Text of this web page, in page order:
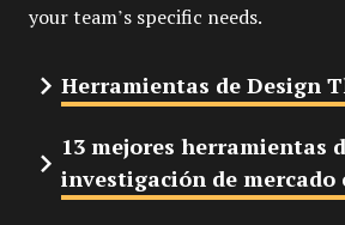
your team’s specific needs.
Herramientas de Design
13 mejores herramientas
investigación de mercado